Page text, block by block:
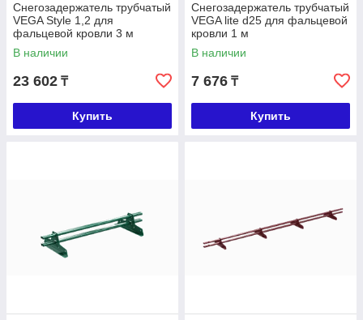
Снегозадержатель трубчатый
VEGA Style 1,2 для
фальцевой кровли 3 м
В наличии
23 602 ₸
Купить
Снегозадержатель трубчатый
VEGA lite d25 для фальцевой
кровли 1 м
В наличии
7 676 ₸
Купить